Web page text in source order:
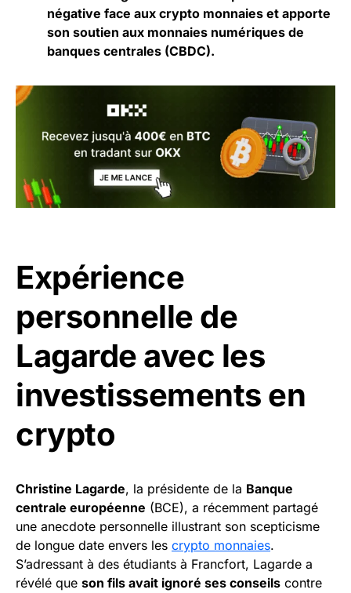
négative face aux crypto monnaies et apporte
son soutien aux monnaies numériques de
banques centrales (CBDC).
Expérience
personnelle de
Lagarde avec les
investissements en
crypto
Christine Lagarde, la présidente de la Banque
centrale européenne (BCE), a récemment partagé
une anecdote personnelle illustrant son scepticisme
de longue date envers les crypto monnaies.
S’adressant à des étudiants à Francfort, Lagarde a
révélé que son fils avait ignoré ses conseils contre